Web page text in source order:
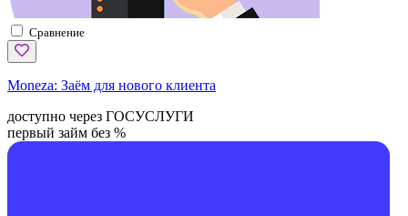
Сравнение
Moneza: Заём для нового клиента
доступно через ГОСУСЛУГИ
первый займ без %